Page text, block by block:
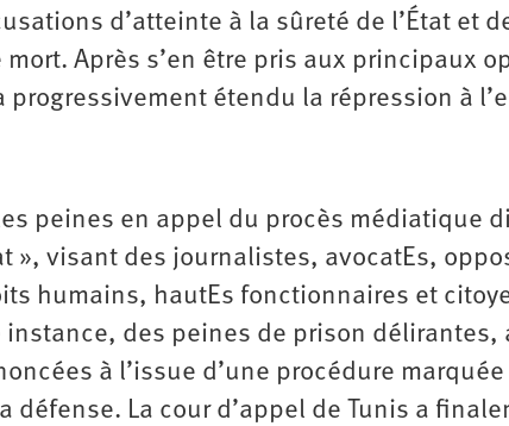
d’atteinte à la sûreté de l’État et
Après s’en être pris aux principaux
étendu la répression à
peines en appel du procès médiatique
», visant des journalistes, avocatEs,
humains, hautEs fonctionnaires et
instance, des peines de prison délirantes,
à l’issue d’une procédure
défense. La cour d’appel de Tunis a